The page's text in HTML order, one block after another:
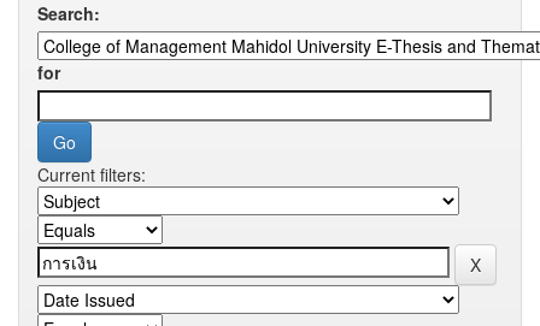
Search:
for
Current filters: